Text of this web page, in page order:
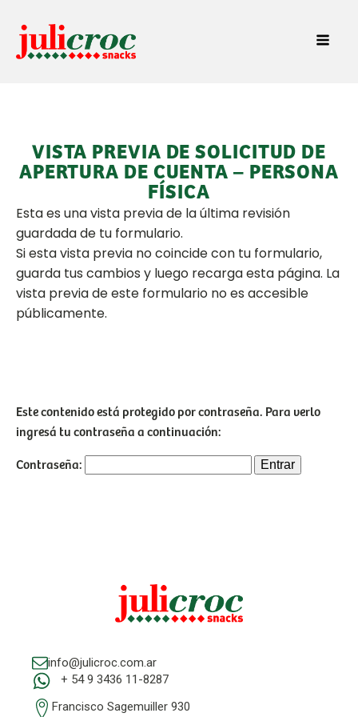
VISTA PREVIA DE SOLICITUD DE
APERTURA DE CUENTA – PERSONA
FÍSICA
Esta es una vista previa de la última revisión
guardada de tu formulario.
Si esta vista previa no coincide con tu formulario,
guarda tus cambios y luego recarga esta página. La
vista previa de este formulario no es accesible
públicamente.
Este contenido está protegido por contraseña. Para verlo
ingresá tu contraseña a continuación:
Contraseña:
info@julicroc.com.ar
+ 54 9 3436 11-8287
Francisco Sagemuiller 930